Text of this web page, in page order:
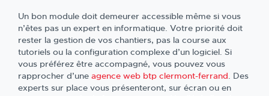
Un bon module doit demeurer accessible même si vous
n’êtes pas un expert en informatique. Votre priorité doit
rester la gestion de vos chantiers, pas la course aux
tutoriels ou la configuration complexe d’un logiciel. Si
vous préférez être accompagné, vous pouvez vous
rapprocher d’une agence web btp clermont-ferrand. Des
experts sur place vous présenteront, sur écran ou en